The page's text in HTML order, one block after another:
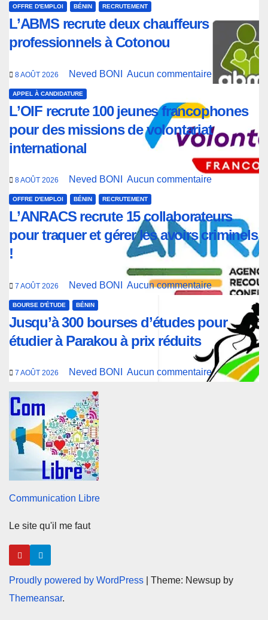
OFFRE D'EMPLOI BÉNIN RECRUTEMENT
L’ABMS recrute deux chauffeurs
professionnels à Cotonou
8 AOÛT 2026 Neved BONI Aucun commentaire
APPEL À CANDIDATURE
L’OIF recrute 100 jeunes francophones
pour des missions de volontariat
international
8 AOÛT 2026 Neved BONI Aucun commentaire
OFFRE D'EMPLOI BÉNIN RECRUTEMENT
L’ANRACS recrute 15 collaborateurs
pour traquer et gérer les avoirs criminels
!
7 AOÛT 2026 Neved BONI Aucun commentaire
BOURSE D'ÉTUDE BÉNIN
Jusqu’à 300 bourses d’études pour
étudier à Parakou à prix réduits
7 AOÛT 2026 Neved BONI Aucun commentaire
Communication Libre
Le site qu'il me faut
Proudly powered by WordPress
Theme: Newsup by
Themeansar.